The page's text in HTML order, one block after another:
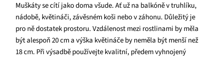
Muškáty se cítí jako doma všude. Ať už na balkóně v truhlíku,
nádobě, květináči, závěsném koši nebo v záhonu. Důležitý je
pro ně dostatek prostoru. Vzdálenost mezi rostlinami by měla
být alespoň 20 cm a výška květináče by neměla být menší než
18 cm. Při výsadbě používejte kvalitní, předem vyhnojený